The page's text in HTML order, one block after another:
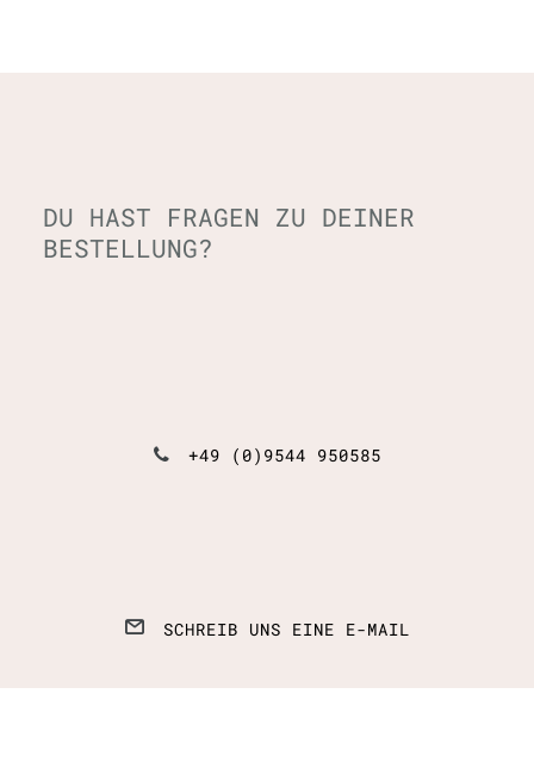
DU HAST FRAGEN ZU DEINER
BESTELLUNG?
+49 (0)9544 950585
SCHREIB UNS EINE E-MAIL